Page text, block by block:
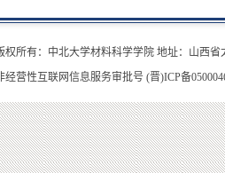
权所有：中北大学材料科学学院 地址：山西省
经营性互联网信息服务审批号 (晋)ICP备